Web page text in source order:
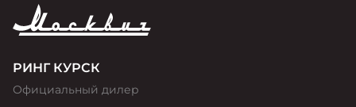
РИНГ КУРСК
Официальный дилер